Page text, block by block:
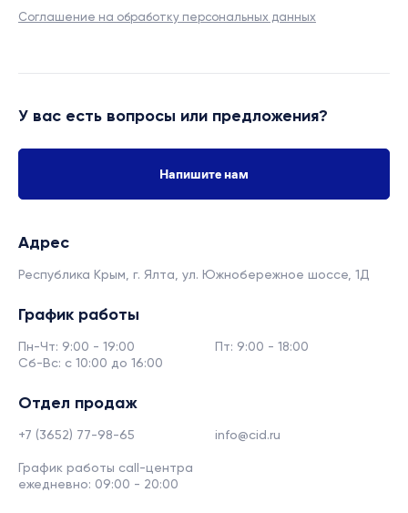
Соглашение на обработку персональных данных
У вас есть вопросы или предложения?
Напишите нам
Адрес
Республика Крым, г. Ялта, ул. Южнобережное шоссе, 1Д
График работы
Пн-Чт: 9:00 - 19:00
Пт: 9:00 - 18:00
Сб-Вс: с 10:00 до 16:00
Отдел продаж
+7 (3652) 77-98-65 info@cid.ru
График работы call-центра
ежедневно: 09:00 - 20:00